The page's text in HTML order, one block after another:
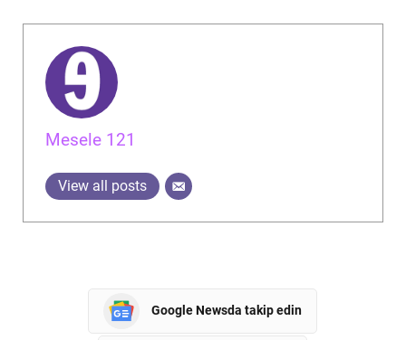
Mesele 121
View all posts
Google Newsda takip edin